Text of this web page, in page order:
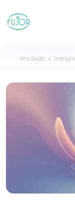
Ana Sayfa